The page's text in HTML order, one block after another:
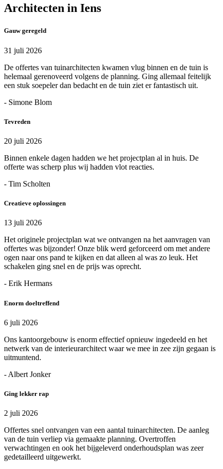
Architecten in Iens
Gauw geregeld
31 juli 2026
De offertes van tuinarchitecten kwamen vlug binnen en de tuin is
helemaal gerenoveerd volgens de planning. Ging allemaal feitelijk
een stuk soepeler dan bedacht en de tuin ziet er fantastisch uit.
- Simone Blom
Tevreden
20 juli 2026
Binnen enkele dagen hadden we het projectplan al in huis. De
offerte was scherp plus wij hadden vlot reacties.
- Tim Scholten
Creatieve oplossingen
13 juli 2026
Het originele projectplan wat we ontvangen na het aanvragen van
offertes was bijzonder! Onze blik werd geforceerd om met andere
ogen naar ons pand te kijken en dat alleen al was zo leuk. Het
schakelen ging snel en de prijs was oprecht.
- Erik Hermans
Enorm doeltreffend
6 juli 2026
Ons kantoorgebouw is enorm effectief opnieuw ingedeeld en het
netwerk van de interieurarchitect waar we mee in zee zijn gegaan is
uitmuntend.
- Albert Jonker
Ging lekker rap
2 juli 2026
Offertes snel ontvangen van een aantal tuinarchitecten. De aanleg
van de tuin verliep via gemaakte planning. Overtroffen
verwachtingen en ook het bijgeleverd onderhoudsplan was zeer
gedetailleerd uitgewerkt.